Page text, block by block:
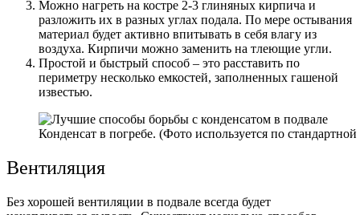
Можно нагреть на костре 2-3 глиняных кирпича и
разложить их в разных углах подала. По мере остывания
материал будет активно впитывать в себя влагу из
воздуха. Кирпичи можно заменить на тлеющие угли.
Простой и быстрый способ – это расставить по
периметру несколько емкостей, заполненных гашеной
известью.
Конденсат в погребе. (Фото используется по
Вентиляция
Без хорошей вентиляции в подвале всегда будет